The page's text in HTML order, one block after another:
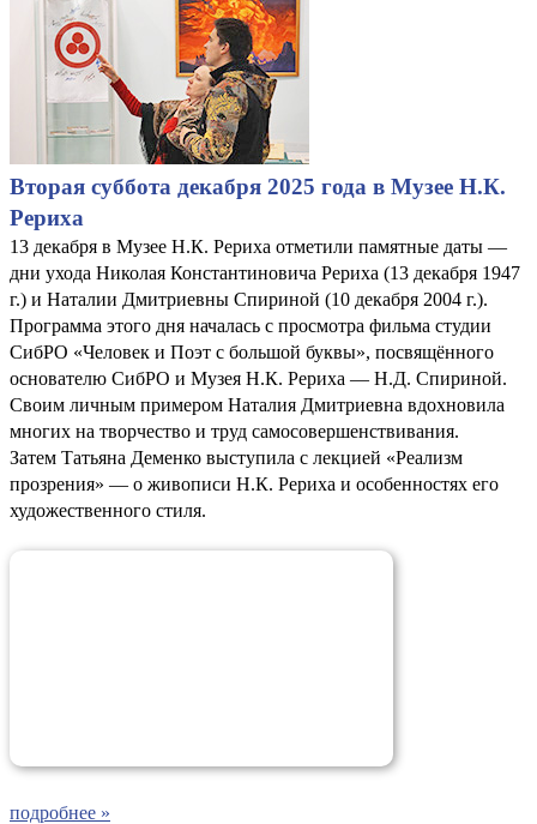
Вторая суббота декабря 2025 года в Музее Н.К.
Рериха
13 декабря в Музее Н.К. Рериха отметили памятные даты —
дни ухода Николая Константиновича Рериха (13 декабря 1947
г.) и Наталии Дмитриевны Спириной (10 декабря 2004 г.).
Программа этого дня началась с просмотра фильма студии
СибРО «Человек и Поэт с большой буквы», посвящённого
основателю СибРО и Музея Н.К. Рериха — Н.Д. Спириной.
Своим личным примером Наталия Дмитриевна вдохновила
многих на творчество и труд самосовершенствивания.
Затем Татьяна Деменко выступила с лекцией «Реализм
прозрения» — о живописи Н.К. Рериха и особенностях его
художественного стиля.
подробнее »